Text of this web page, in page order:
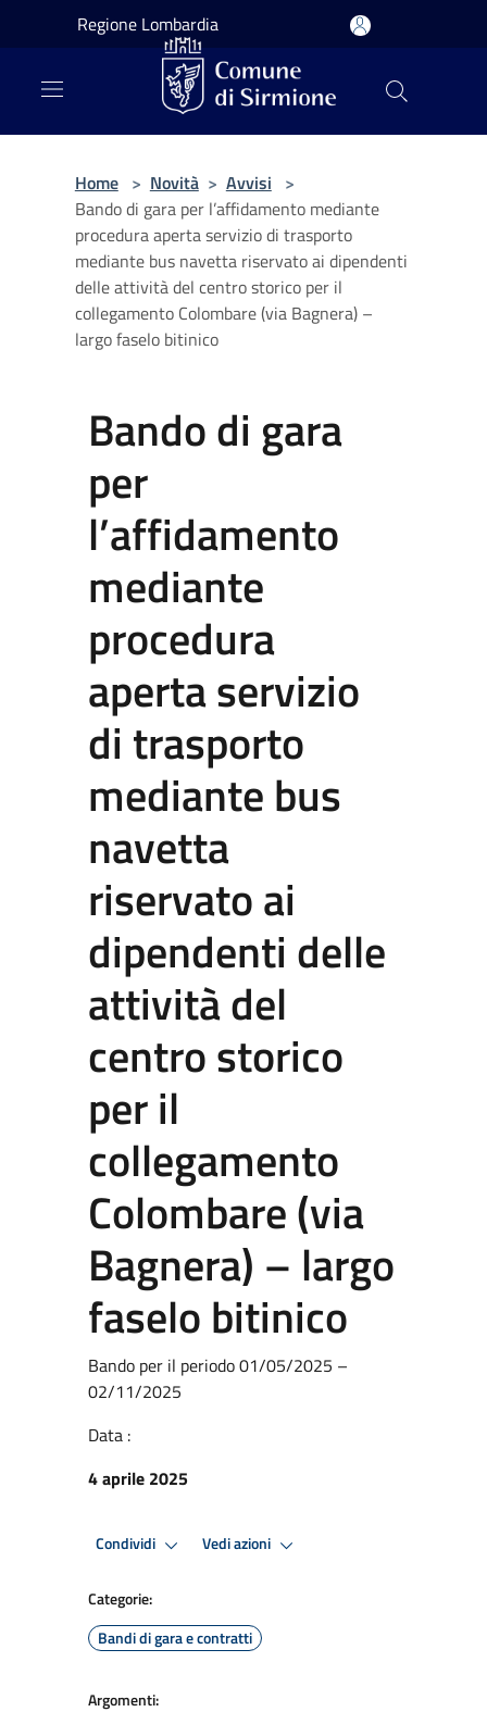
Salta al contenuto principale
Regione Lombardia
Home > Novità > Avvisi >
Bando di gara per l’affidamento mediante
procedura aperta servizio di trasporto
mediante bus navetta riservato ai dipendenti
delle attività del centro storico per il
collegamento Colombare (via Bagnera) –
largo faselo bitinico
Bando di gara
per
l’affidamento
mediante
procedura
aperta servizio
di trasporto
mediante bus
navetta
riservato ai
dipendenti delle
attività del
centro storico
per il
collegamento
Colombare (via
Bagnera) – largo
faselo bitinico
Bando per il periodo 01/05/2025 –
02/11/2025
Data :
4 aprile 2025
Condividi Vedi azioni
Categorie:
Bandi di gara e contratti
Argomenti: